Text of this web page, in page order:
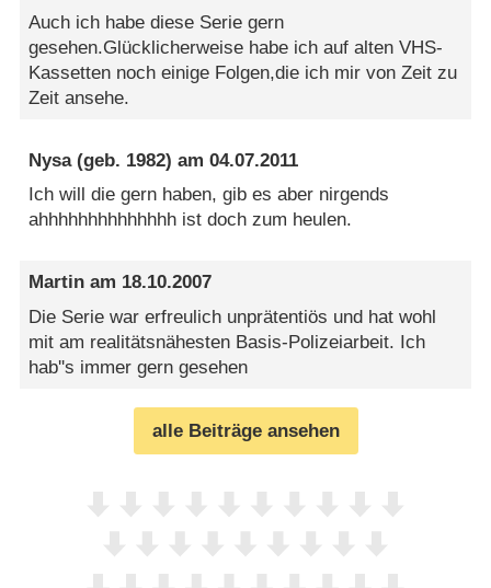
Auch ich habe diese Serie gern
gesehen.Glücklicherweise habe ich auf alten VHS-
Kassetten noch einige Folgen,die ich mir von Zeit zu
Zeit ansehe.
Nysa(geb. 1982) am04.07.2011
Ich will die gern haben, gib es aber nirgends
ahhhhhhhhhhhhhh ist doch zum heulen.
Martin am 18.10.2007
Die Serie war erfreulich unprätentiös und hat wohl
mit am realitätsnähesten Basis-Polizeiarbeit. Ich
hab''s immer gern gesehen
alle Beiträge ansehen